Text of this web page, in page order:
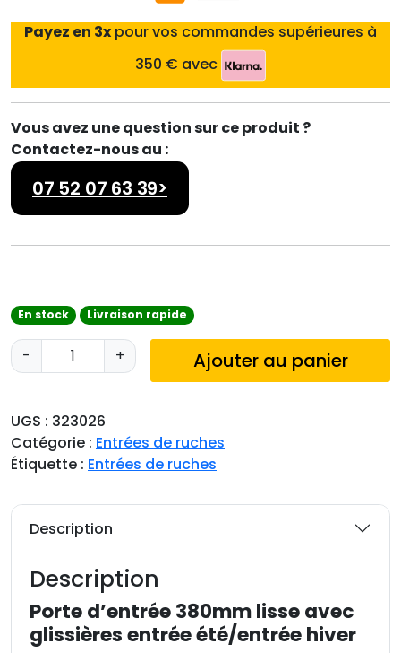
Payez en 3x pour vos commandes supérieures à
350 € avec
Vous avez une question sur ce produit ?
Contactez-nous au :
07 52 07 63 39>
En stock Livraison rapide
-
q
u
n
t
i
+ Ajouter au panier
UGS : 323026
Catégorie : Entrées de ruches
Étiquette : Entrées de ruches
Description
Description
Porte d’entrée 380mm lisse avec
glissières entrée été/entrée hiver